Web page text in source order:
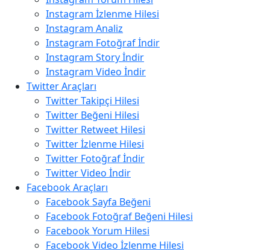
Instagram İzlenme Hilesi
Instagram Analiz
Instagram Fotoğraf İndir
Instagram Story İndir
Instagram Video İndir
Twitter Araçları
Twitter Takipçi Hilesi
Twitter Beğeni Hilesi
Twitter Retweet Hilesi
Twitter İzlenme Hilesi
Twitter Fotoğraf İndir
Twitter Video İndir
Facebook Araçları
Facebook Sayfa Beğeni
Facebook Fotoğraf Beğeni Hilesi
Facebook Yorum Hilesi
Facebook Video İzlenme Hilesi